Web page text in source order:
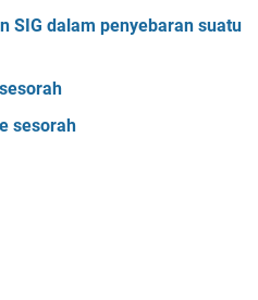
SIG dalam penyebaran suatu
sesorah